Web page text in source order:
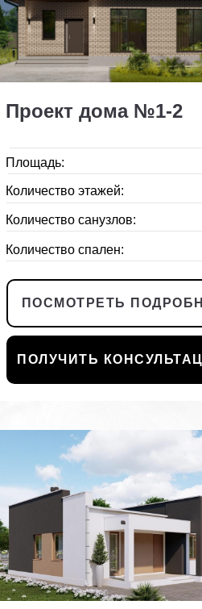
Проект дома №1-2
Площадь:
Количество этажей:
Количество санузлов:
Количество спален:
ПОСМОТРЕТЬ
ПОЛУЧИТЬ